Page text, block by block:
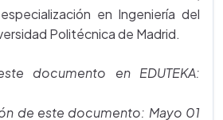
en Ingeniería del
Politécnica de Madrid.
documento en EDUTEKA:
de este documento: Mayo 01